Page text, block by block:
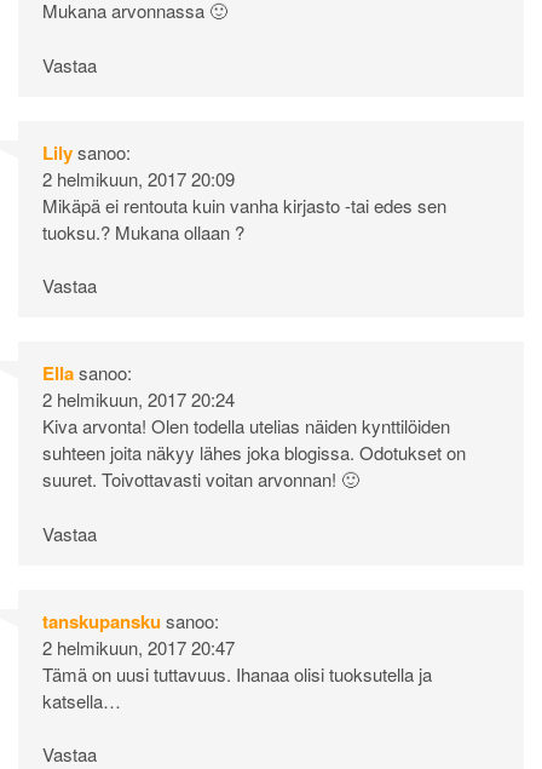
Mukana arvonnassa 🙂
Vastaa
Lilysanoo:
2 helmikuun, 2017 20:09
Mikäpä ei rentouta kuin vanha kirjasto -tai edes sen
tuoksu.? Mukana ollaan ?
Vastaa
Ellasanoo:
2 helmikuun, 2017 20:24
Kiva arvonta! Olen todella utelias näiden kynttilöiden
suhteen joita näkyy lähes joka blogissa. Odotukset on
suuret. Toivottavasti voitan arvonnan! 🙂
Vastaa
tanskupanskusanoo:
2 helmikuun, 2017 20:47
Tämä on uusi tuttavuus. Ihanaa olisi tuoksutella ja
katsella…
Vastaa